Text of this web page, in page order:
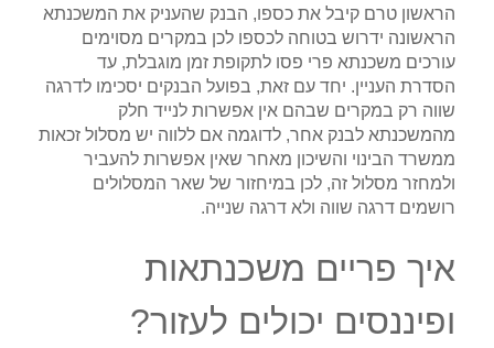
הראשון טרם קיבל את כספו, הבנק שהעניק את המשכנתא
הראשונה ידרוש בטוחה לכספו לכן במקרים מסוימים
עורכים משכנתא פרי פסו לתקופת זמן מוגבלת, עד
הסדרת העניין. יחד עם זאת, בפועל הבנקים יסכימו לדרגה
שווה רק במקרים שבהם אין אפשרות לנייד חלק
מהמשכנתא לבנק אחר, לדוגמה אם ללווה יש מסלול זכאות
ממשרד הבינוי והשיכון מאחר שאין אפשרות להעביר
ולמחזר מסלול זה, לכן במיחזור של שאר המסלולים
רושמים דרגה שווה ולא דרגה שנייה.
איך פריים משכנתאות
ופיננסים יכולים לעזור?